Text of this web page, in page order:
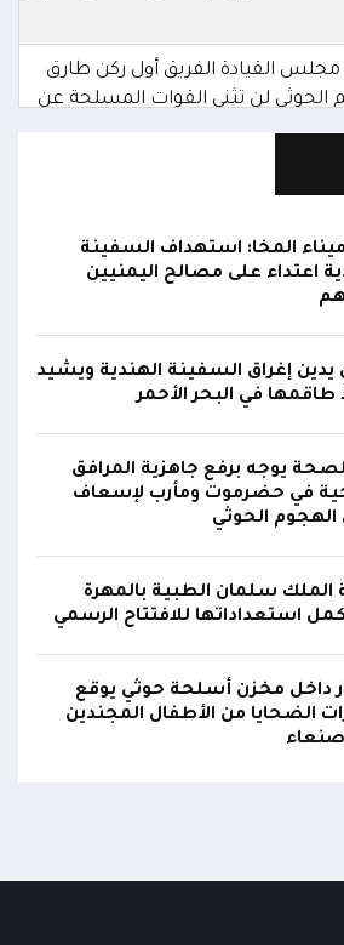
القيادة الفريق أول ركن طارق
الحوثي لن تثني القوات المسلحة عن
الوطني واستعادة الدولة وعاصمتها
القتالية العالية لكافة منتسبي
والثالثة وحسن التعامل مع الموقف
في مواقعهم
ركن طارق صالح يعزي في اتصالين
الفرقتين الأولى والثالثة طوارئ في
من الأبطال بالهجوم الحوثي الغادر
بحضرموت تدين هجوم مليشيا
القوات المسلحة وتؤكد استمرار
والعسكرية لحماية الأمن
تمسكه بمواصلة النضال
صنعاء وإنهاء الانقلاب
المخا: استهداف السفينة
اعتداء على مصالح اليمنيين
يدين إغراق السفينة الهندية ويشيد
طاقمها في البحر الأحمر
يوجه برفع جاهزية المرافق
في حضرموت ومأرب لإسعاف
الهجوم الحوثي
الملك سلمان الطبية بالمهرة
استعداداتها للافتتاح الرسمي
داخل مخزن أسلحة حوثي يوقع
الضحايا من الأطفال المجندين